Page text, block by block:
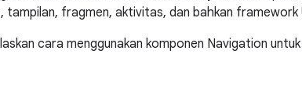
tampilan, fragmen, aktivitas, dan bahkan framework
cara menggunakan komponen Navigation